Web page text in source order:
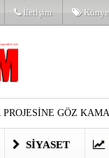
İletişim Künye
GÖZ
HARUN
SIYASET